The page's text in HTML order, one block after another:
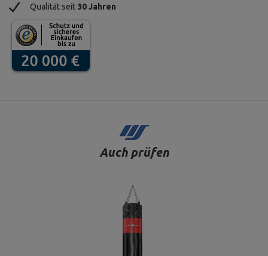
Qualität seit 30 Jahren
Auch prüfen